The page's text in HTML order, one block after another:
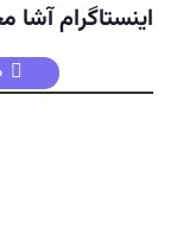
اینستاگرام آشا